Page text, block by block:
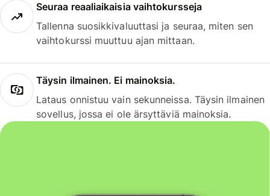
Seuraa reaaliaikaisia vaihtokursseja
Tallenna suosikkivaluuttasi ja seuraa, miten sen
vaihtokurssi muuttuu ajan mittaan.
Täysin ilmainen. Ei mainoksia.
Lataus onnistuu vain sekunneissa. Täysin ilmainen
sovellus, jossa ei ole ärsyttäviä mainoksia.